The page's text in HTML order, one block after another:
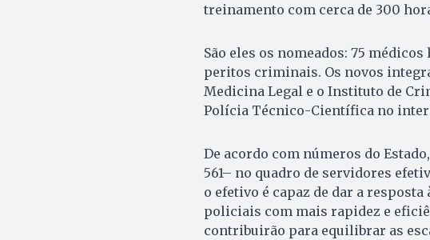
treinamento com cerca de 300
São eles os nomeados: 75
peritos criminais. Os novos
Medicina Legal e o Instituto de
Polícia Técnico-Científica no
De acordo com números do
561– no quadro de servidores
o efetivo é capaz de dar a
policiais com mais rapidez e
contribuirão para equilibrar as